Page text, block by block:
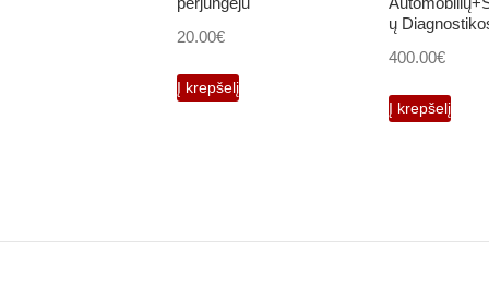
20.00€
Į krepšelį
ų
400.00€
Į krepšelį